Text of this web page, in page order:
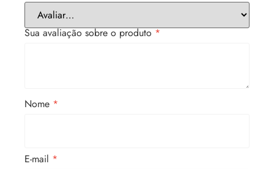
Sua avaliação sobre o produto*
Nome *
E-mail *